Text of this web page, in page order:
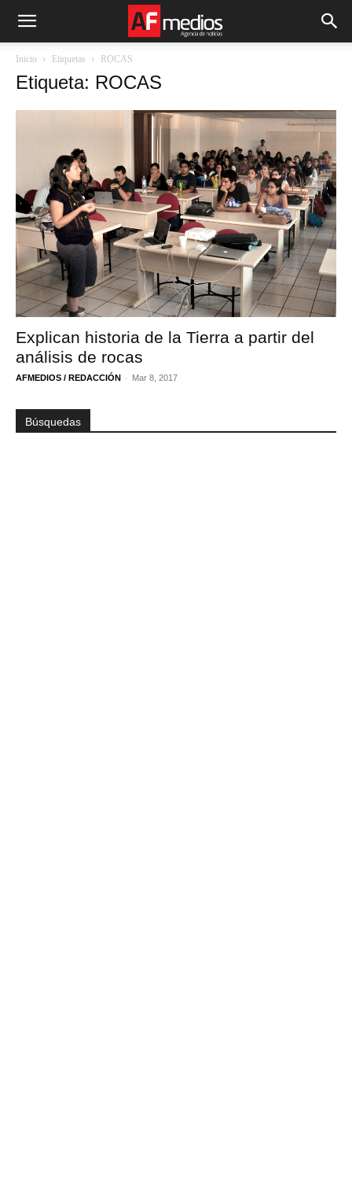
Inicio Etiquetas ROCAS
Etiqueta: ROCAS
Explican historia de la Tierra a partir del
análisis de rocas
AFMEDIOS / REDACCIÓN - Mar 8, 2017
Búsquedas